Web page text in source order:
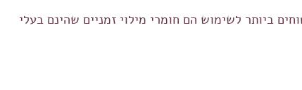
ביותר לשימוש הם חומרי מילוי זמניים שהינם בעלי